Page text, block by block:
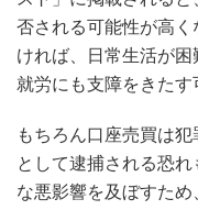
否される可能性が高
ければ、日常生活が困
就労にも支障をきたす
もちろん口座売買は
として逮捕される恐
な悪影響を及ぼすた